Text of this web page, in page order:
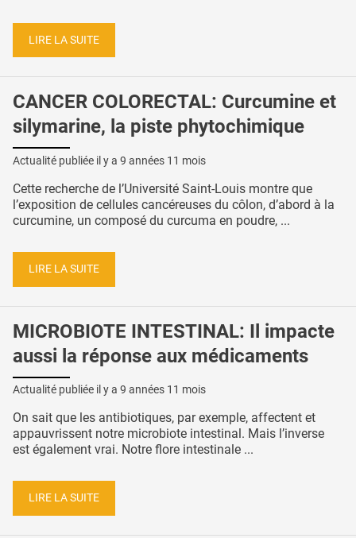
LIRE LA SUITE
CANCER COLORECTAL: Curcumine et
silymarine, la piste phytochimique
Actualité publiée il y a 9 années 11 mois
Cette recherche de l’Université Saint-Louis montre que
l’exposition de cellules cancéreuses du côlon, d’abord à la
curcumine, un composé du curcuma en poudre, ...
LIRE LA SUITE
MICROBIOTE INTESTINAL: Il impacte
aussi la réponse aux médicaments
Actualité publiée il y a 9 années 11 mois
On sait que les antibiotiques, par exemple, affectent et
appauvrissent notre microbiote intestinal. Mais l’inverse
est également vrai. Notre flore intestinale ...
LIRE LA SUITE